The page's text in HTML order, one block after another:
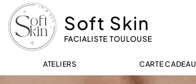
Soft Skin
FACIALISTE TOULOUSE
ATELIERS CARTE CADEAU